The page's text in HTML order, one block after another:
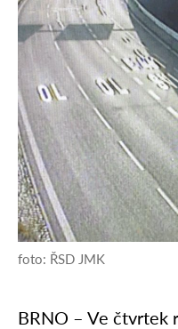
foto: ŘSD JMK
BRNO – Ve čtvrtek